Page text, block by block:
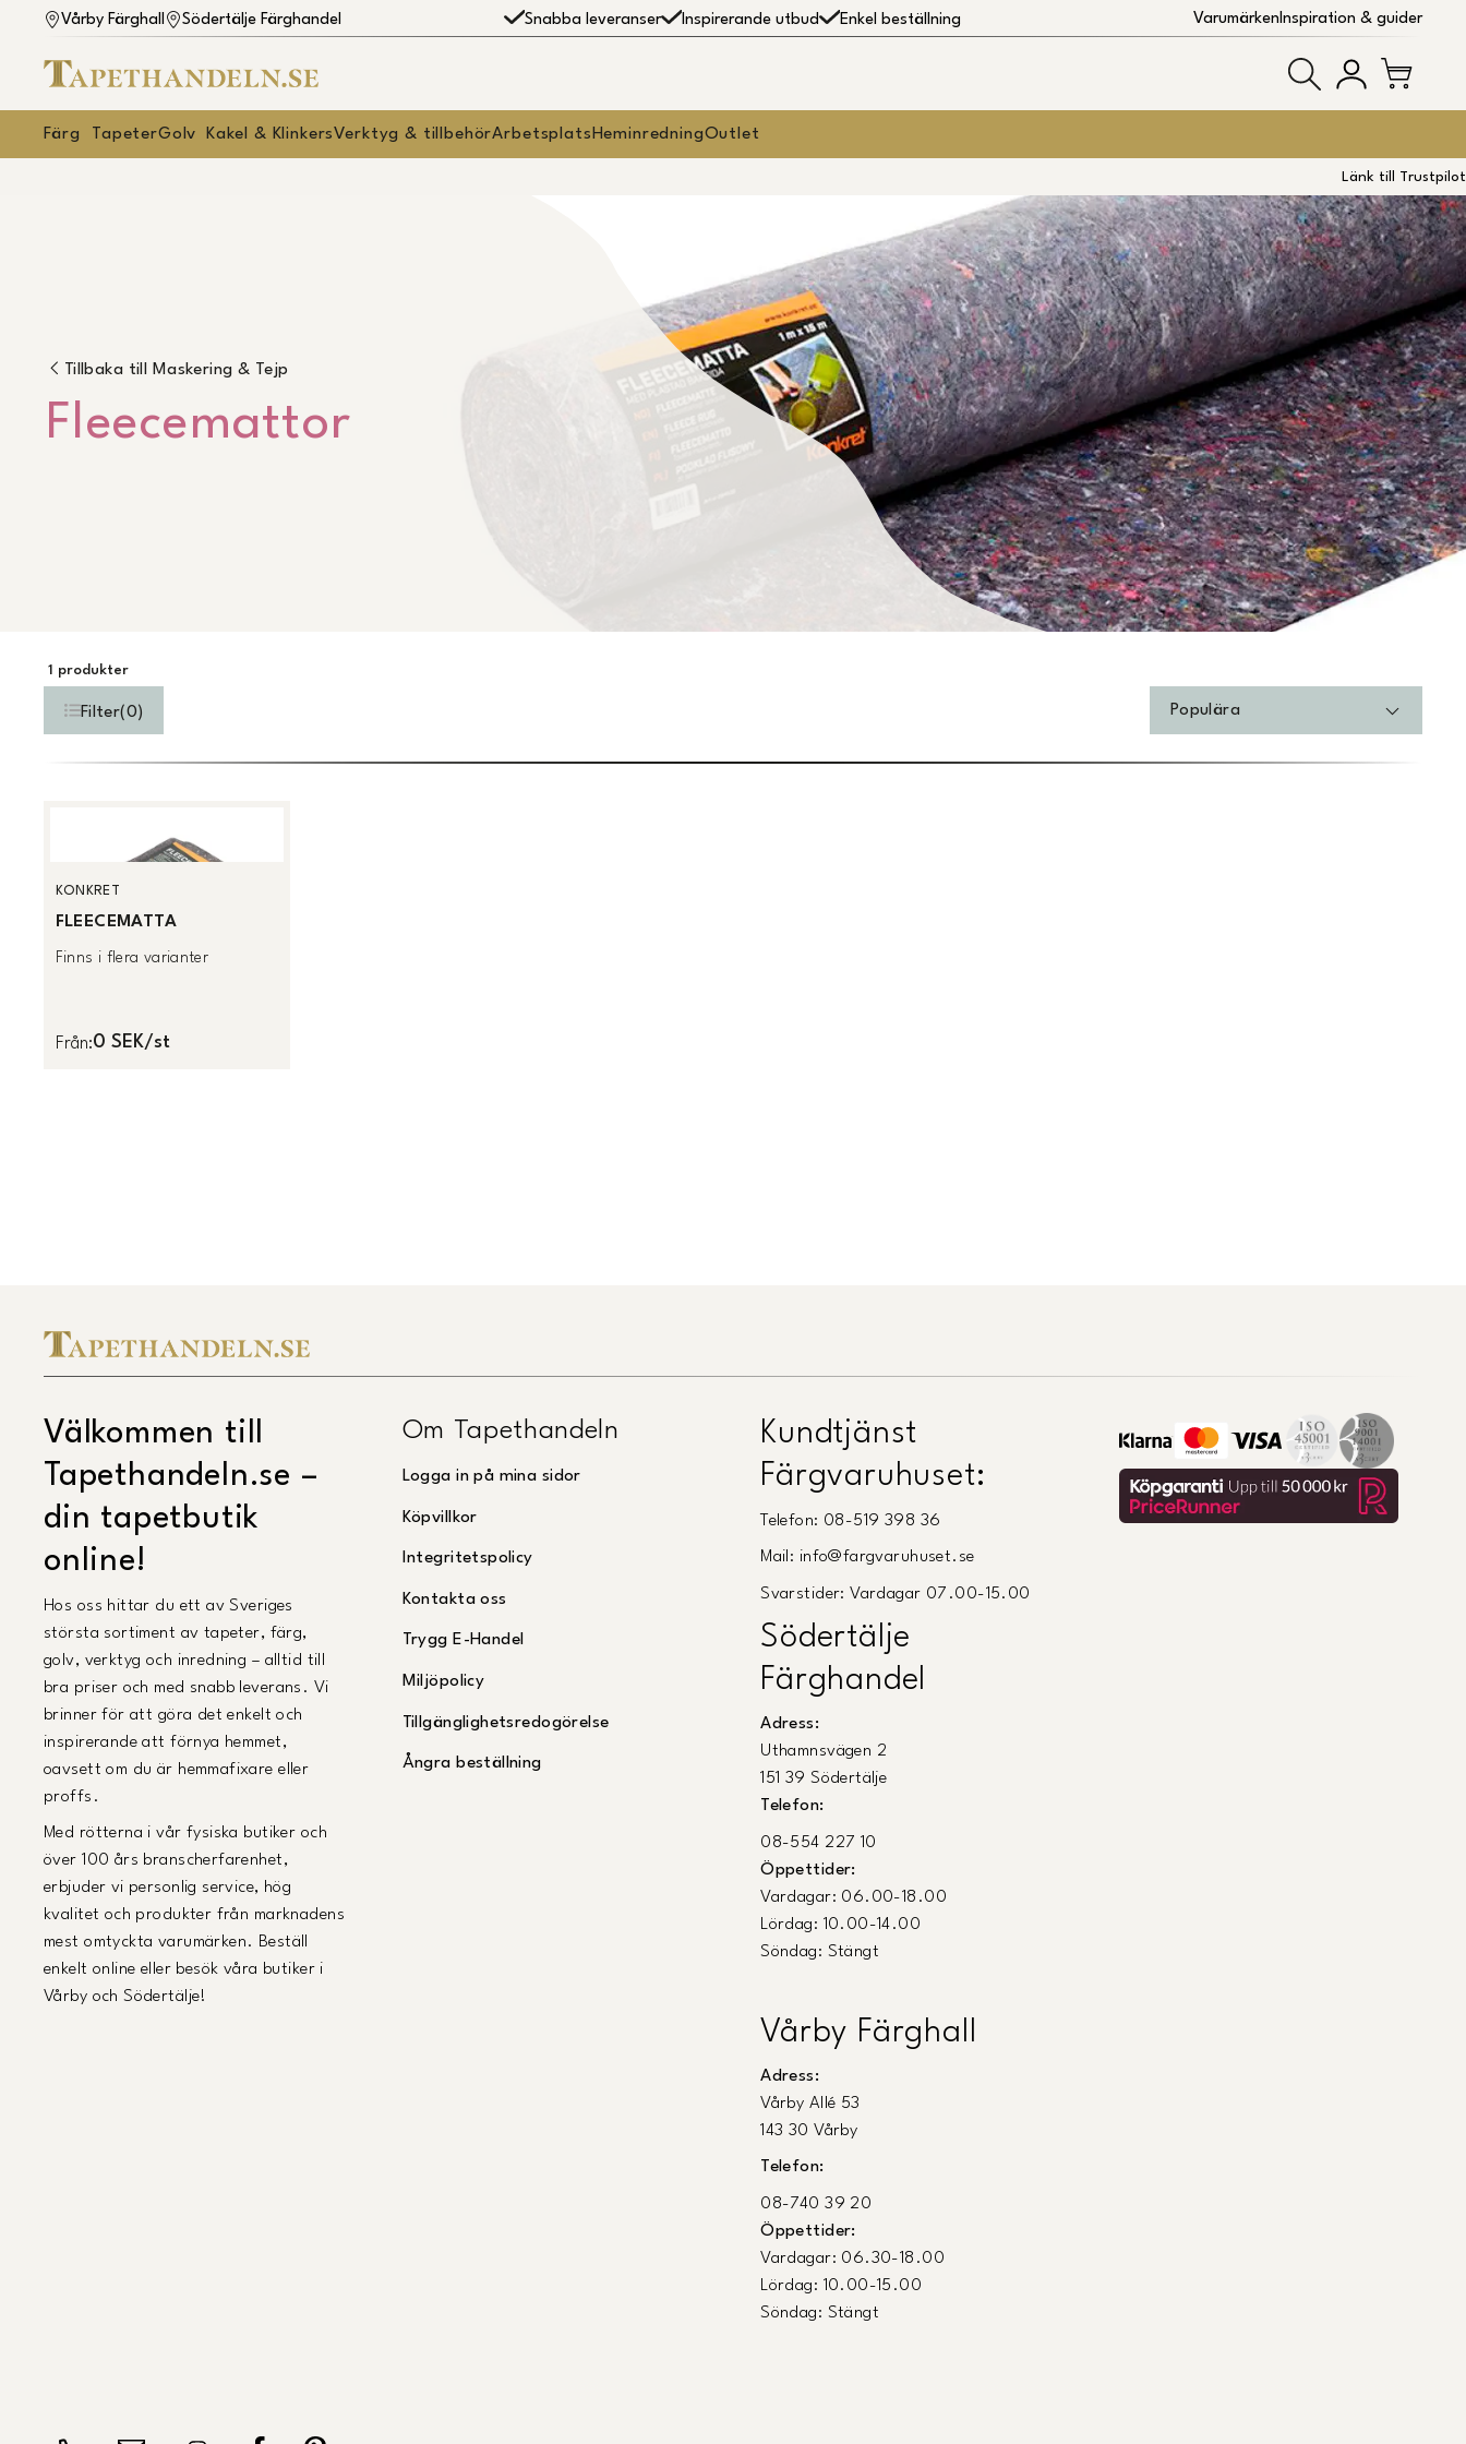
Vårby Färghall Södertälje Färghandel Snabba leveranser Inspirerande utbud Enkel beställning VarumärkenInspiration & guider
Färg TapeterGolv Kakel & KlinkersVerktyg & tillbehörArbetsplats HeminredningOutlet
Länk till Trustpilot
Tillbaka till Maskering & Tejp
Fleecemattor
1 produkter
Filter(0) Populära
KONKRET
FLEECEMATTA
Finns i flera varianter
Från:0 SEK/st
Välkommen till
Tapethandeln.se –
din tapetbutik
online!
Hos oss hittar du ett av Sveriges
största sortiment av tapeter, färg,
golv, verktyg och inredning – alltid till
bra priser och med snabb leverans. Vi
brinner för att göra det enkelt och
inspirerande att förnya hemmet,
oavsett om du är hemmafixare eller
proffs.
Med rötterna i vår fysiska butiker och
över 100 års branscherfarenhet,
erbjuder vi personlig service, hög
kvalitet och produkter från marknadens
mest omtyckta varumärken. Beställ
enkelt online eller besök våra butiker i
Vårby och Södertälje!
Om Tapethandeln
Logga in på mina sidor
Köpvillkor
Integritetspolicy
Kontakta oss
Trygg E-Handel
Miljöpolicy
Tillgänglighetsredogörelse
Ångra beställning
Kundtjänst
Färgvaruhuset:
Telefon: 08-519 398 36
Mail: info@fargvaruhuset.se
Svarstider: Vardagar 07.00-15.00
Södertälje
Färghandel
Adress:
Uthamnsvägen 2
151 39 Södertälje
Telefon:
08-554 227 10
Öppettider:
Vardagar: 06.00-18.00
Lördag: 10.00-14.00
Söndag: Stängt
Vårby Färghall
Adress:
Vårby Allé 53
143 30 Vårby
Telefon:
08-740 39 20
Öppettider:
Vardagar: 06.30-18.00
Lördag: 10.00-15.00
Söndag: Stängt